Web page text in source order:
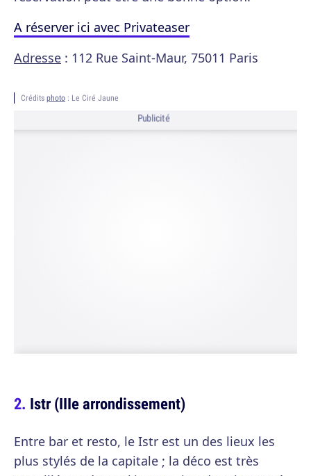
A réserver ici avec Privateaser
Adresse : 112 Rue Saint-Maur, 75011 Paris
Crédits photo : Le Ciré Jaune
Publicité
Istr (IIIe arrondissement)
Entre bar et resto, le Istr est un des lieux les
plus stylés de la capitale ; la déco est très